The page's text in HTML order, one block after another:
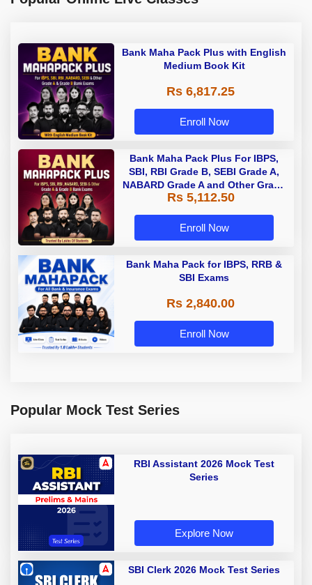
Bank Maha Pack Plus with English
Medium Book Kit
Rs 6,817.25
Enroll Now
Bank Maha Pack Plus For IBPS,
SBI, RBI Grade B, SEBI Grade A,
NABARD Grade A and Other Grade
A & Grade B Bank Exams
Rs 5,112.50
Enroll Now
Bank Maha Pack for IBPS, RRB &
SBI Exams
Rs 2,840.00
Enroll Now
Popular Mock Test Series
RBI Assistant 2026 Mock Test
Series
Explore Now
SBI Clerk 2026 Mock Test Series